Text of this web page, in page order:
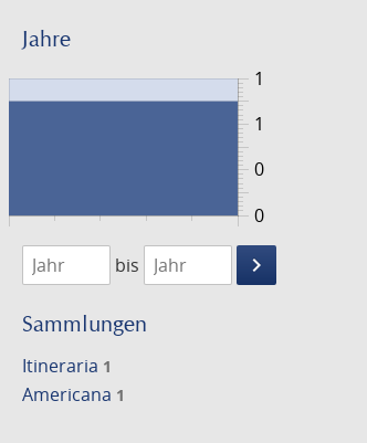
Jahre
0
1
0
1
1819
1820
bis
keyboard_arrow_right
Suche
Sammlungen
Itineraria 1
Americana 1